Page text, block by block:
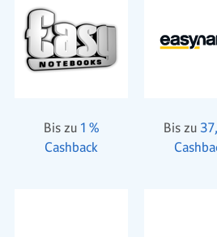
Bis zu 1 %
Cashback
Bis zu